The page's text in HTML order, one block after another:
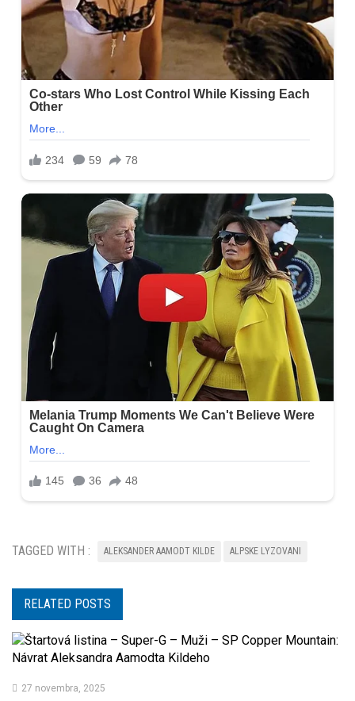
TAGGED WITH : ALEKSANDER AAMODT KILDE ALPSKE LYZOVANI
RELATED POSTS
27 novembra, 2025